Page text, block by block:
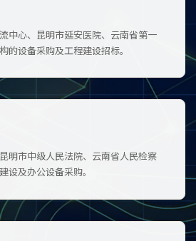
中心、昆明市延安医院、云南省第一
的设备采购及工程建设招标。
明市中级人民法院、云南省人民检察
设及办公设备采购。